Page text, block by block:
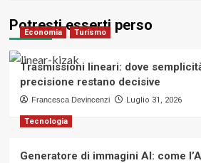
Potresti esserti perso
Economia Turismo
Trasmissioni lineari: dove
precisione restano decisive
Francesca Devincenzi Luglio 31, 2026
Tecnologia
Generatore di immagini AI: come